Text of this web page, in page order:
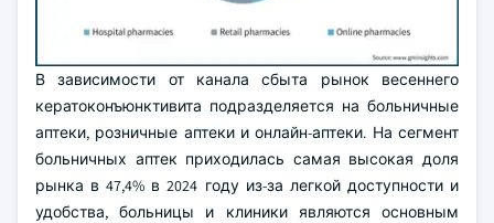
В зависимости от канала сбыта рынок весеннего
кератоконъюнктивита подразделяется на больничные
аптеки, розничные аптеки и онлайн-аптеки. На сегмент
больничных аптек приходилась самая высокая доля
рынка в 47,4% в 2024 году из-за легкой доступности и
удобства, больницы и клиники являются основным